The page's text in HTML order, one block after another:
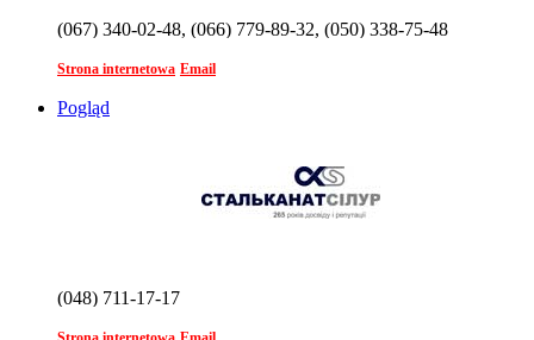
(067) 340-02-48, (066) 779-89-32, (050) 338-75-48
Strona internetowa Email
Pogląd
(048) 711-17-17